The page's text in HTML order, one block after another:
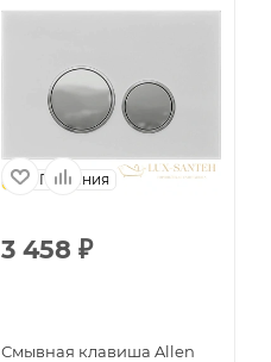
Германия
3 458 ₽
Смывная клавиша Allen